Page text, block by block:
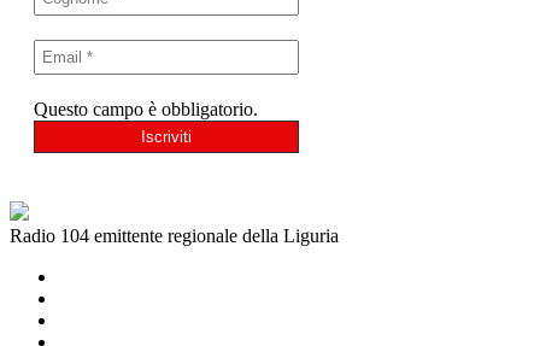
Questo campo è obbligatorio.
Radio 104 emittente regionale della Liguria